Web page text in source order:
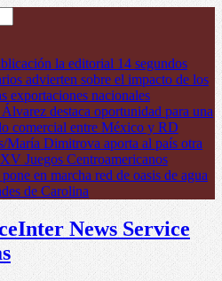
la editorial 14 segundos
advierten sobre el impacto de los
exportaciones nacionales
destaca oportunidad para una
comercial entre México y RD
María Dimitrova aporta al país otra
Juegos Centroamericanos
en marcha red de oasis de agua
de Carolina
Inter News Service